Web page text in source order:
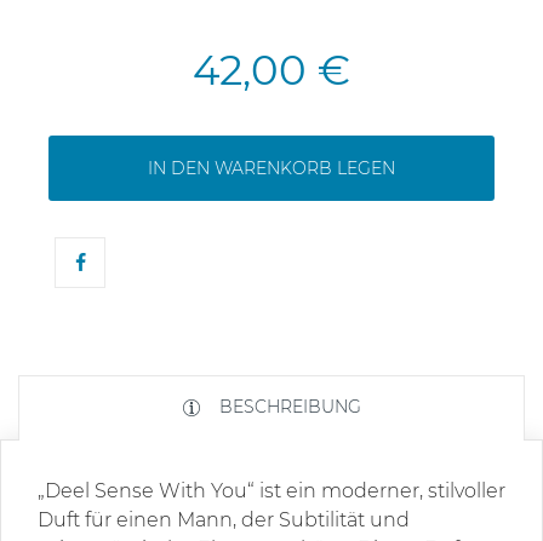
42,00 €
IN DEN WARENKORB LEGEN
BESCHREIBUNG
„Deel Sense With You“ ist ein moderner, stilvoller
Duft für einen Mann, der Subtilität und